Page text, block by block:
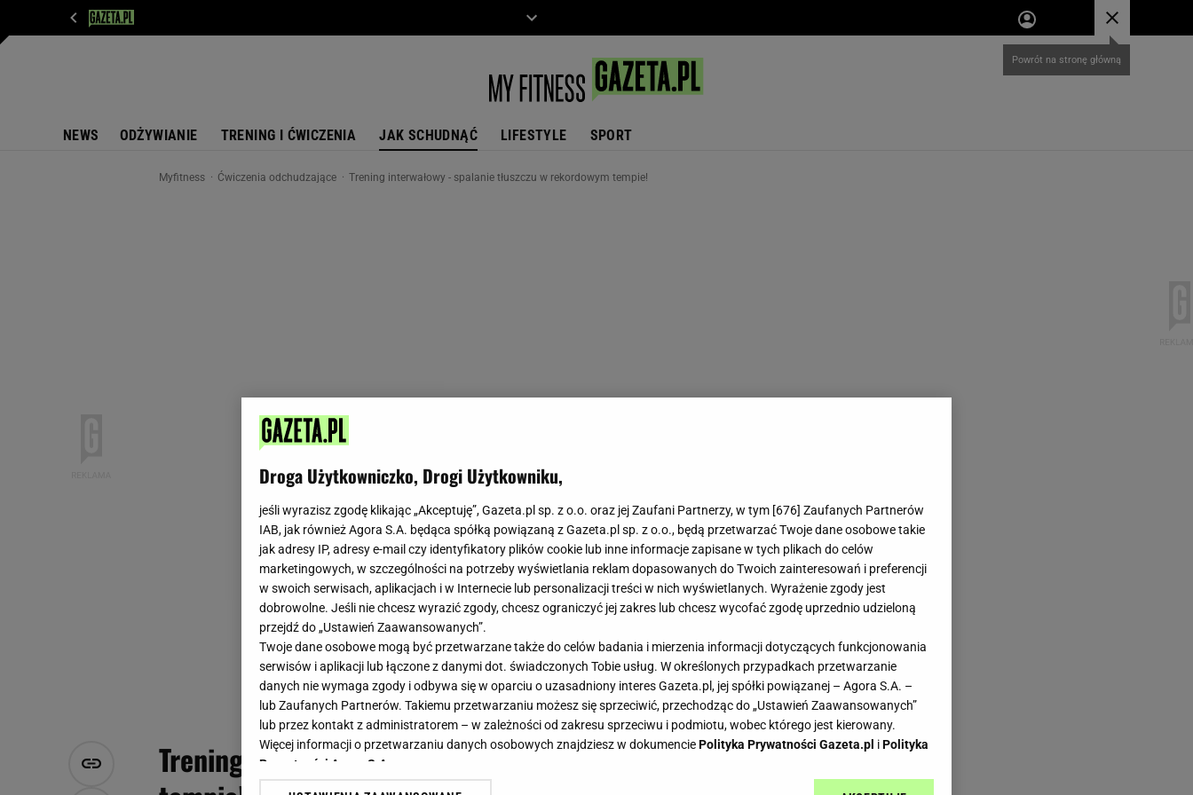
NEWS ODŻYWIANIE TRENING I ĆWICZENIA JAK SCHUDNĄĆ LIFESTYLE SPORT
Myfitness Ćwiczenia odchudzające Trening interwałowy - spalanie tłuszczu w rekordowym tempie!
Trening interwałowy - spalanie tłuszczu w rekordowym
Droga Użytkowniczko, Drogi Użytkowniku,
jeśli wyrazisz zgodę klikając „Akceptuję”, Gazeta.pl sp. z o.o. oraz jej Zaufani Partnerzy, w tym [676] Zaufanych Partnerów
IAB, jak również Agora S.A. będąca spółką powiązaną z Gazeta.pl sp. z o.o., będą przetwarzać Twoje dane osobowe takie
jak adresy IP, adresy e-mail czy identyfikatory plików cookie lub inne informacje zapisane w tych plikach do celów
marketingowych, w szczególności na potrzeby wyświetlania reklam dopasowanych do Twoich zainteresowań i preferencji
w swoich serwisach, aplikacjach i w Internecie lub personalizacji treści w nich wyświetlanych. Wyrażenie zgody jest
dobrowolne. Jeśli nie chcesz wyrazić zgody, chcesz ograniczyć jej zakres lub chcesz wycofać zgodę uprzednio udzieloną
przejdź do „Ustawień Zaawansowanych”.
Twoje dane osobowe mogą być przetwarzane także do celów badania i mierzenia informacji dotyczących funkcjonowania
serwisów i aplikacji lub łączone z danymi dot. świadczonych Tobie usług. W określonych przypadkach przetwarzanie
danych nie wymaga zgody i odbywa się w oparciu o uzasadniony interes Gazeta.pl, jej spółki powiązanej – Agora S.A. –
lub Zaufanych Partnerów. Takiemu przetwarzaniu możesz się sprzeciwić, przechodząc do „Ustawień Zaawansowanych”
lub przez kontakt z administratorem – w zależności od zakresu sprzeciwu i podmiotu, wobec którego jest kierowany.
Więcej informacji o przetwarzaniu danych osobowych znajdziesz w dokumenciePolityka Prywatności Gazeta.pl iPolityka
Prywatności Agora S.A.